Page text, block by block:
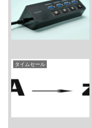
タイムセール